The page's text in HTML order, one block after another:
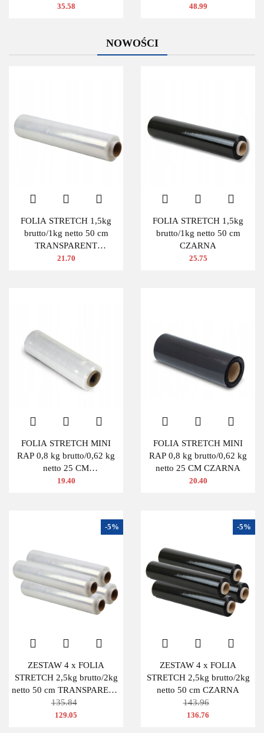
ZIELONY
35.58 48.99
NOWOŚCI
FOLIA STRETCH 1,5kg
brutto/1kg netto 50 cm
TRANSPARENT
BEZBARWNA
21.70
FOLIA STRETCH 1,5kg
brutto/1kg netto 50 cm
CZARNA
25.75
FOLIA STRETCH MINI
RAP 0,8 kg brutto/0,62 kg
netto 25 CM
TRANSPARENTNA
19.40
FOLIA STRETCH MINI
RAP 0,8 kg brutto/0,62 kg
netto 25 CM CZARNA
20.40
ZESTAW 4 x FOLIA
STRETCH 2,5kg brutto/2kg
netto 50 cm TRANSPARENT
BEZBARWNA
135.84
-5%
129.05
ZESTAW 4 x FOLIA
STRETCH 2,5kg brutto/2kg
netto 50 cm CZARNA
143.96
-5%
136.76